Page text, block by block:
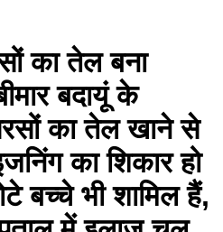
का तेल बना
बदायूं के
का तेल खाने से
का शिकार हो
बच्चे भी शामिल हैं,